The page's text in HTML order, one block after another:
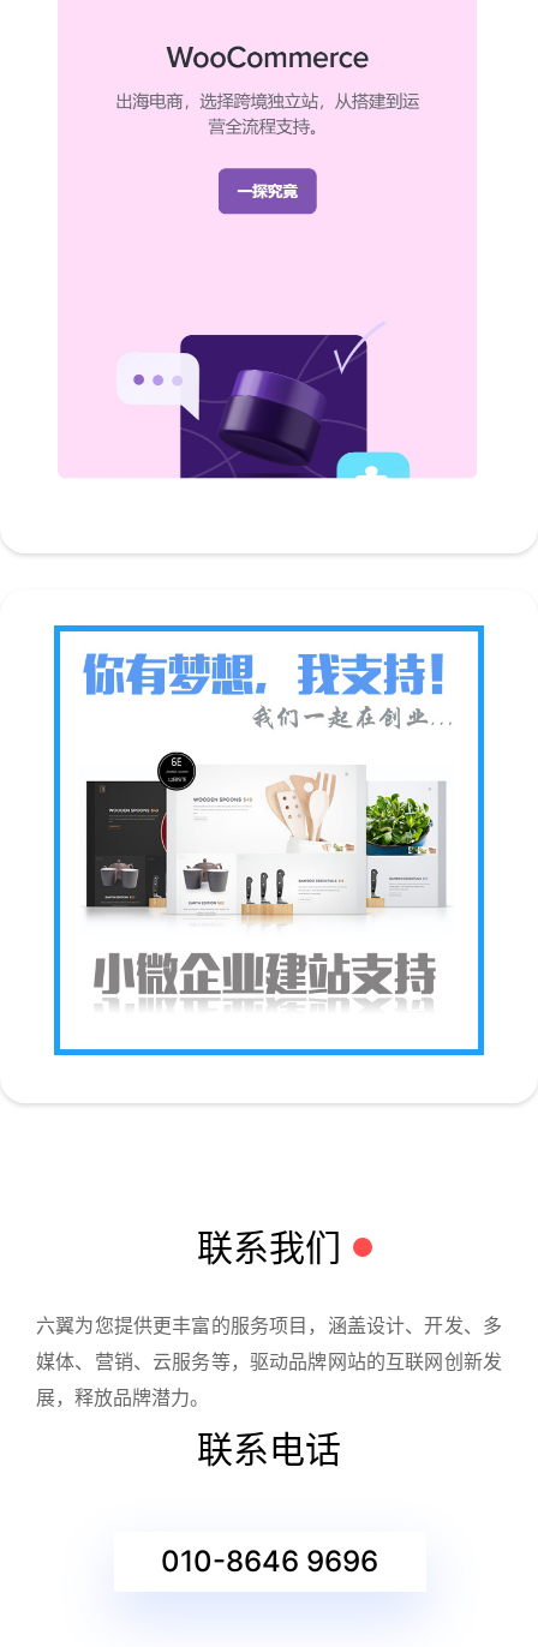
联系我们
六翼为您提供更丰富的服务项目，涵盖设计、开发、多
媒体、营销、云服务等，驱动品牌网站的互联网创新发
展，释放品牌潜力。
联系电话
010-8646 9696